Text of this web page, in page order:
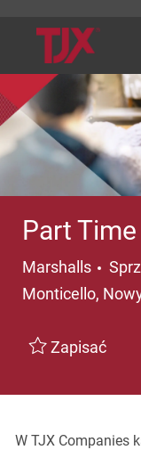
Part
Marshalls
Monticello,
Zapisać
W TJX Companies